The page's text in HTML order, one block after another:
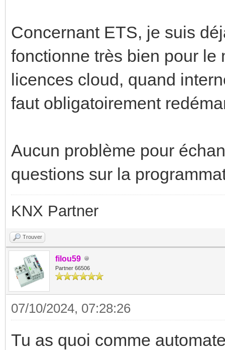
Concernant ETS, je suis
fonctionne très bien pour le
licences cloud, quand
faut obligatoirement
Aucun problème pour
questions sur la
KNX Partner
Trouver
filou59
Partner 66506
07/10/2024, 07:28:26
Tu as quoi comme